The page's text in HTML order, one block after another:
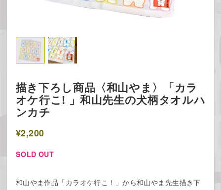
描き下ろし商品〈和山やま〉「カラ
オケ行こ! 」和山先生の犬柄タオルハ
ンカチ
¥2,200
SOLD OUT
和山やま作品「カラオケ行こ！」から和山やま先生描き下